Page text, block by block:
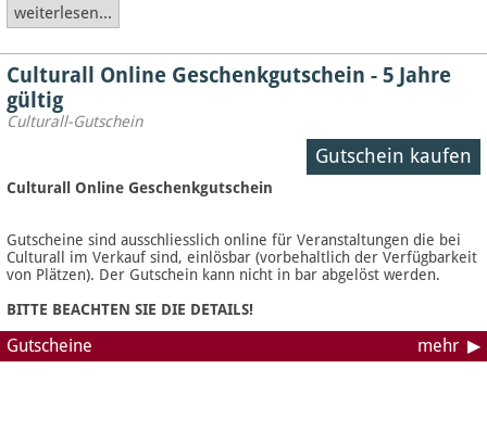
weiterlesen...
Culturall Online Geschenkgutschein - 5 Jahre
gültig
Culturall-Gutschein
Gutschein kaufen
Culturall Online Geschenkgutschein
Gutscheine sind ausschliesslich online für Veranstaltungen die bei
Culturall im Verkauf sind, einlösbar (vorbehaltlich der Verfügbarkeit
von Plätzen). Der Gutschein kann nicht in bar abgelöst werden.
BITTE BEACHTEN SIE DIE DETAILS!
Gutscheine mehr